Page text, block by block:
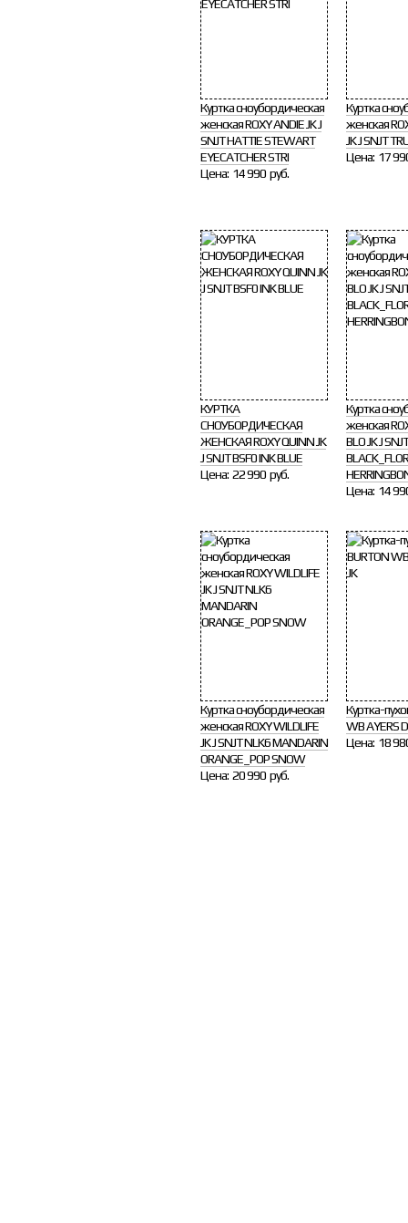
Куртка сноубордическая
женская ROXY ANDIE JK J
SNJT HATTIE STEWART
EYECATCHER STRI
Цена: 14 990 руб.
Куртка
женская
JK J SNJT
Цена: 17
КУРТКА
СНОУБОРДИЧЕСКАЯ
ЖЕНСКАЯ ROXY QUINN JK
J SNJT BSF0 INK BLUE
Цена: 22 990 руб.
Куртка
женская
BLO JK J
Цена: 14
Куртка сноубордическая
женская ROXY WILDLIFE
JK J SNJT NLK6 MANDARIN
ORANGE_POP SNOW
Цена: 20 990 руб.
Куртка-
WB AYERS
Цена: 18